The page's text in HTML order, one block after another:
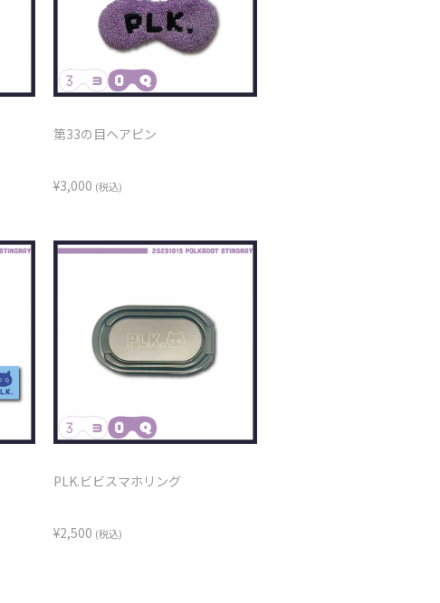
第33の目ヘアピン
¥3,000 (税込)
PLK.ビビスマホリング
¥2,500 (税込)